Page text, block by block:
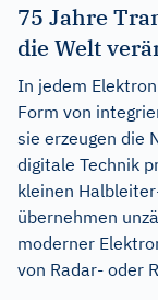
75 Jahre
die Welt
In jedem
Form von
sie erzeugen die
digitale Technik
kleinen
übernehmen
moderner
von Radar- oder